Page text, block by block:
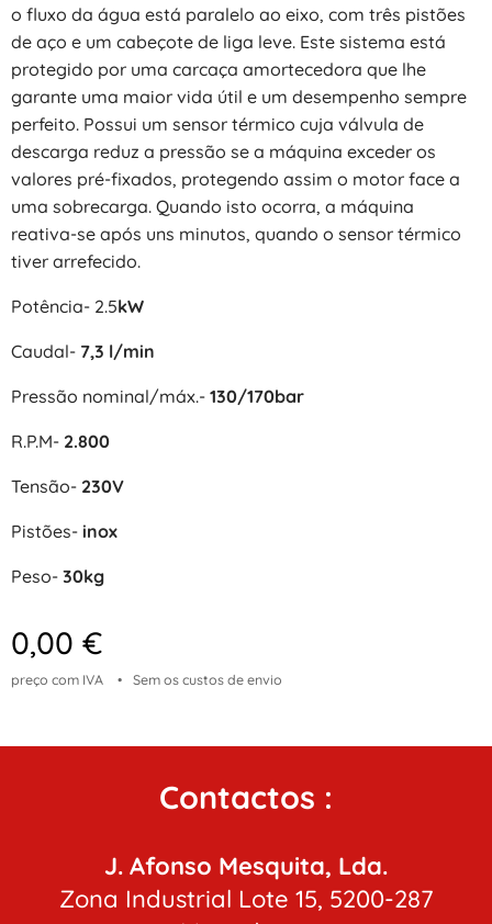
o fluxo da água está paralelo ao eixo, com três pistões
de aço e um cabeçote de liga leve. Este sistema está
protegido por uma carcaça amortecedora que lhe
garante uma maior vida útil e um desempenho sempre
perfeito. Possui um sensor térmico cuja válvula de
descarga reduz a pressão se a máquina exceder os
valores pré-fixados, protegendo assim o motor face a
uma sobrecarga. Quando isto ocorra, a máquina
reativa-se após uns minutos, quando o sensor térmico
tiver arrefecido.
Potência- 2.5kW
Caudal- 7,3 l/min
Pressão nominal/máx.- 130/170bar
R.P.M- 2.800
Tensão- 230V
Pistões- inox
Peso- 30kg
0,00 €
preço com IVA Sem os custos de envio
Contactos :
J. Afonso Mesquita, Lda.
Zona Industrial Lote 15, 5200-287